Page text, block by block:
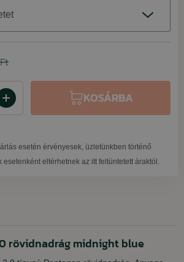
KOSÁRBA
esetén érvényesek, üzletünkben történő
eltérhetnek az itt feltüntetett áraktól.
rövidnadrág midnight blue